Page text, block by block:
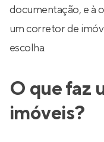
documentação, e à
um corretor de
escolha.
O que faz
imóveis?